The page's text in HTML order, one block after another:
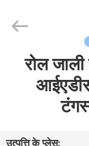
Copyright
tcitriconebit.com.
रोल
उत्पत्ति के प्लेस: